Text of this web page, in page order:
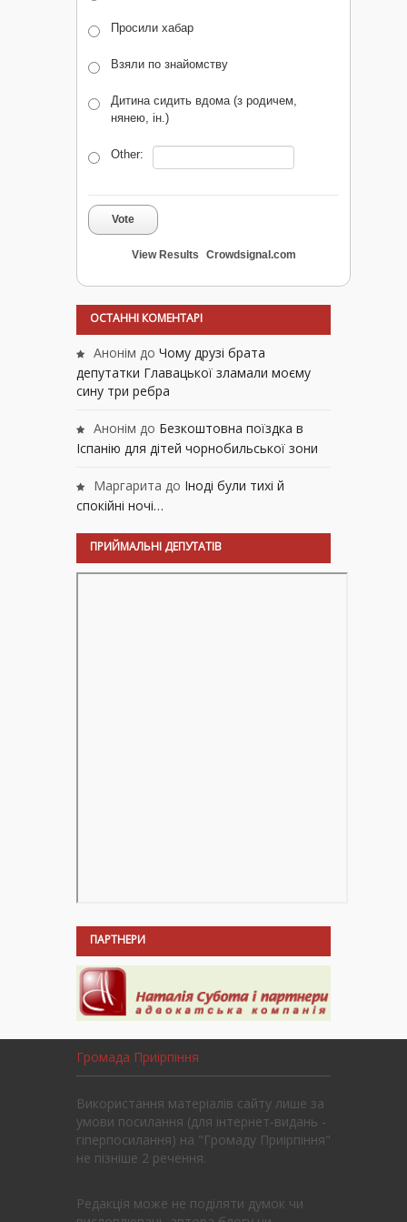
Просили хабар
Взяли по знайомству
Дитина сидить вдома (з родичем,
нянею, ін.)
Other:
Vote
View Results Crowdsignal.com
ОСТАННІ КОМЕНТАРІ
Анонім до Чому друзі брата
депутатки Главацької зламали моєму
сину три ребра
Анонім до Безкоштовна поїздка в
Іспанію для дітей чорнобильської зони
Маргарита до Іноді були тихі й
спокійні ночі…
ПРИЙМАЛЬНІ ДЕПУТАТІВ
ПАРТНЕРИ
Громада Приірпіння
Використання матеріалів сайту лише за
умови посилання (для інтернет-видань -
гіперпосилання) на "Громаду Приірпіння"
не пізніше 2 речення.
Редакція може не поділяти думок чи